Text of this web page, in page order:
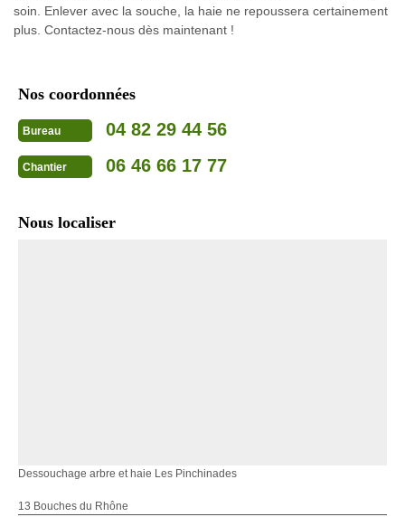
soin. Enlever avec la souche, la haie ne repoussera certainement
plus. Contactez-nous dès maintenant !
Nos coordonnées
Bureau 04 82 29 44 56
Chantier 06 46 66 17 77
Nous localiser
Dessouchage arbre et haie Les Pinchinades
13 Bouches du Rhône